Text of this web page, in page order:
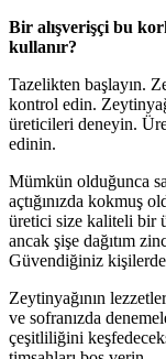
Bir alışverişçi bu
kullanır?
Tazelikten başlayın.
kontrol edin.
üreticileri deneyin.
edinin.
Mümkün olduğunca
açtığınızda kokmuş
üretici size kaliteli bir
ancak şişe dağıtım
Güvendiğiniz
Zeytinyağının
ve sofranızda
çeşitliliğini